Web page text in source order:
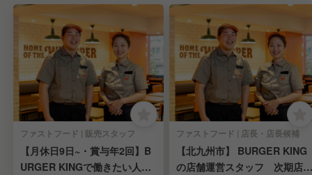
ファストフード | 販売スタッフ
【月休日9日~・賞与年2回】B
URGER KINGで働きたい人募
ファストフード | 店長・店長候補
【北九州市】 BURGER KING
の店舗運営スタッフ 次期店長